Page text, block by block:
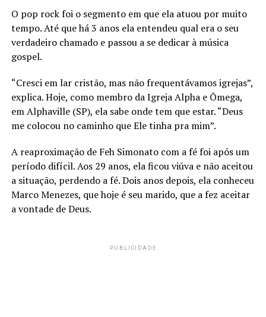
O pop rock foi o segmento em que ela atuou por muito
tempo. Até que há 3 anos ela entendeu qual era o seu
verdadeiro chamado e passou a se dedicar à música
gospel.
“Cresci em lar cristão, mas não frequentávamos igrejas”,
explica. Hoje, como membro da Igreja Alpha e Ômega,
em Alphaville (SP), ela sabe onde tem que estar. “Deus
me colocou no caminho que Ele tinha pra mim”.
A reaproximação de Feh Simonato com a fé foi após um
período difícil. Aos 29 anos, ela ficou viúva e não aceitou
a situação, perdendo a fé. Dois anos depois, ela conheceu
Marco Menezes, que hoje é seu marido, que a fez aceitar
a vontade de Deus.
PUBLICIDADE